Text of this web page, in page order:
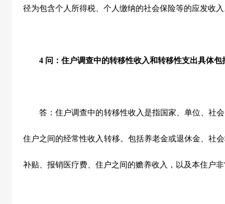
径为包含个人所得税、个人缴纳的社会保险等的应发收
4 问：住户调查中的转移性收入和转移性支出具体
答：住户调查中的转移性收入是指国家、单位、社
住户之间的经常性收入转移。包括养老金或退休金、社
补贴、报销医疗费、住户之间的赡养收入，以及本住户